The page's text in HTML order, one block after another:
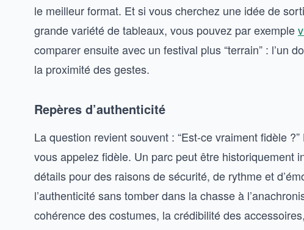
le meilleur format. Et si vous cherchez une idée de
grande variété de tableaux, vous pouvez par exemple
comparer ensuite avec un festival plus “terrain” : l’un
la proximité des gestes.
Repères d’authenticité
La question revient souvent : “Est-ce vraiment fidèle
vous appelez fidèle. Un parc peut être historiquement
détails pour des raisons de sécurité, de rythme et
l’authenticité sans tomber dans la chasse à
cohérence des costumes, la crédibilité des